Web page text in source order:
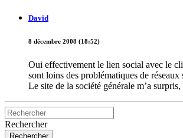
David
8 décembre 2008 (18:52)
Oui effectivement le lien social avec le
sont loins des problématiques de
Le site de la société générale m’a
Rechercher